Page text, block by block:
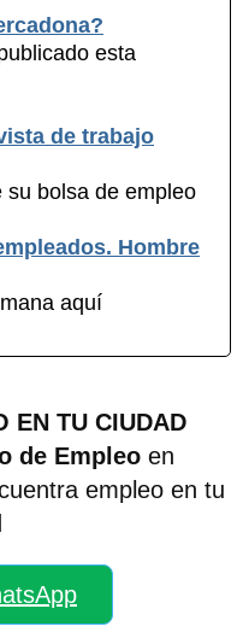
esta
de trabajo
su bolsa de empleo
Hombre
aquí
EN TU CIUDAD
de Empleo en
empleo en tu